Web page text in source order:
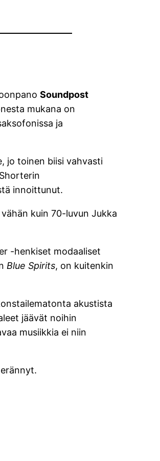
Soundpost
mukana on
ja
jo toinen biisi vahvasti
innoittunut.
kuin 70-luvun Jukka
-henkiset modaaliset
Blue Spirits, on kuitenkin
akustista
jäävät noihin
musiikkia ei niin